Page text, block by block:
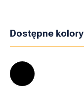
Dostępne kolory